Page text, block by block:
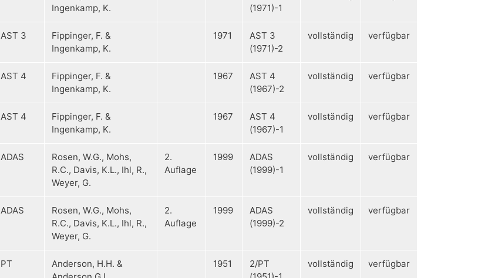
Ingenkamp, K.
(1971)-1
AST 3
Fippinger, F. &
Ingenkamp, K.
1971
AST 3
(1971)-2
vollständig verfügbar
AST 4
Fippinger, F. &
Ingenkamp, K.
1967
AST 4
(1967)-2
vollständig verfügbar
AST 4
Fippinger, F. &
Ingenkamp, K.
1967
AST 4
(1967)-1
vollständig verfügbar
ADAS
Rosen, W.G., Mohs,
R.C., Davis, K.L., Ihl, R.,
Weyer, G.
2.
Auflage
1999
ADAS
(1999)-1
vollständig verfügbar
ADAS
Rosen, W.G., Mohs,
R.C., Davis, K.L., Ihl, R.,
Weyer, G.
2.
Auflage
1999
ADAS
(1999)-2
vollständig verfügbar
PT
Anderson, H.H. &
1951
2/PT
vollständig verfügbar